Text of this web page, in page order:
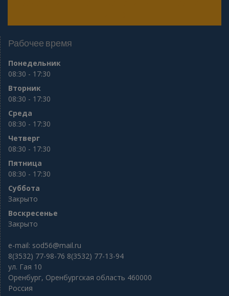
Рабочее время
Понедельник
08:30 - 17:30
Вторник
08:30 - 17:30
Среда
08:30 - 17:30
Четверг
08:30 - 17:30
Пятница
08:30 - 17:30
Суббота
Закрыто
Воскресенье
Закрыто
e-mail: sod56@mail.ru
8(3532) 77-98-76 8(3532) 77-13-94
ул. Гая 10
Оренбург, Оренбургская область 460000
Россия